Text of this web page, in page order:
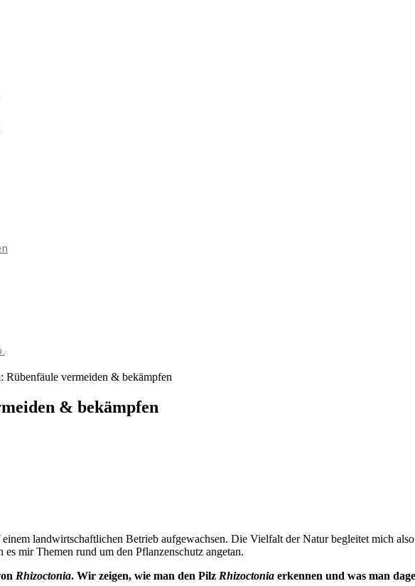
Rübenfäule vermeiden & bekämpfen
& bekämpfen
landwirtschaftlichen Betrieb aufgewachsen. Die Vielfalt der Natur begleitet mich
mir Themen rund um den Pflanzenschutz angetan.
Rhizoctonia. Wir zeigen, wie man den Pilz Rhizoctonia erkennen und was man